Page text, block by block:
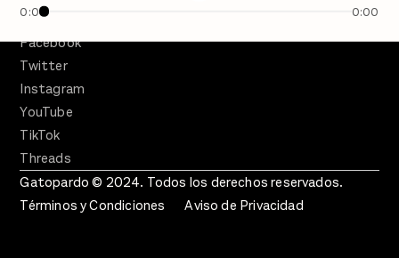
0:00 0:00
Facebook
Twitter
Instagram
YouTube
TikTok
Threads
Gatopardo © 2024. Todos los derechos reservados.
Términos y Condiciones
Aviso de Privacidad